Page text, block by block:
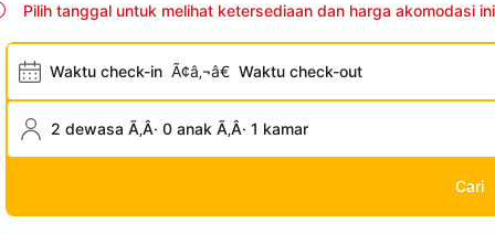
Pilih tanggal untuk melihat ketersediaan dan harga akomodasi ini
Waktu check-in Ã¢â‚¬â€ Waktu check-out
2 dewasa Ã‚Â· 0 anak Ã‚Â· 1 kamar
Cari